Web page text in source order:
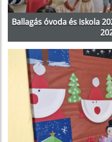
Ballagás óvoda és iskola